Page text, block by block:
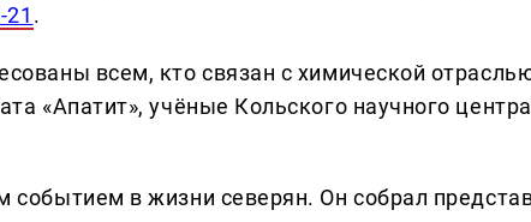
21 .
всем, кто связан с химической
«Апатит», учёные Кольского научного
событием в жизни северян. Он собрал